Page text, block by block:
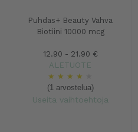
Puhdas+ Beauty Vahva
Biotiini 10000 mcg
12.90 - 21.90 €
ALETUOTE
★ ★ ★ ★
(1 arvostelua)
Useita vaihtoehtoja